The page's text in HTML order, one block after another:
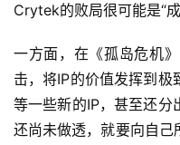
Crytek的败局很可能是“
一方面，在《孤岛危机
击，将IP的价值发挥到极
等一些新的IP，甚至还分
还尚未做透，就要向自己